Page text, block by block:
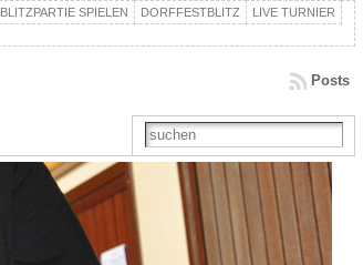
BLITZPARTIE SPIELEN DORFFESTBLITZ
LIVE TURNIER
Posts